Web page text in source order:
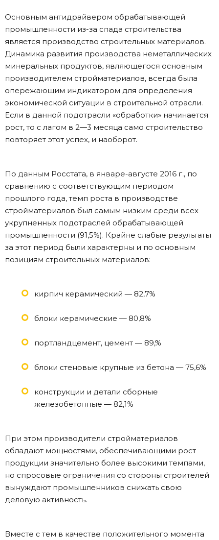
Основным антидрайвером обрабатывающей
промышленности из-за спада строительства
является производство строительных материалов.
Динамика развития производства неметаллических
минеральных продуктов, являющегося основным
производителем стройматериалов, всегда была
опережающим индикатором для определения
экономической ситуации в строительной отрасли.
Если в данной подотрасли «обработки» начинается
рост, то с лагом в 2—3 месяца само строительство
повторяет этот успех, и наоборот.
По данным Росстата, в январе-августе 2016 г., по
сравнению с соответствующим периодом
прошлого года, темп роста в производстве
стройматериалов был самым низким среди всех
укрупненных подотраслей обрабатывающей
промышленности (91,5%). Крайне слабые результаты
за этот период были характерны и по основным
позициям строительных материалов:
кирпич керамический — 82,7%
блоки керамические — 80,8%
портландцемент, цемент — 89,%
блоки стеновые крупные из бетона — 75,6%
конструкции и детали сборные
железобетонные — 82,1%
При этом производители стройматериалов
обладают мощностями, обеспечивающими рост
продукции значительно более высокими темпами,
но спросовые ограничения со стороны строителей
вынуждают промышленников снижать свою
деловую активность.
Вместе с тем в качестве положительного момента